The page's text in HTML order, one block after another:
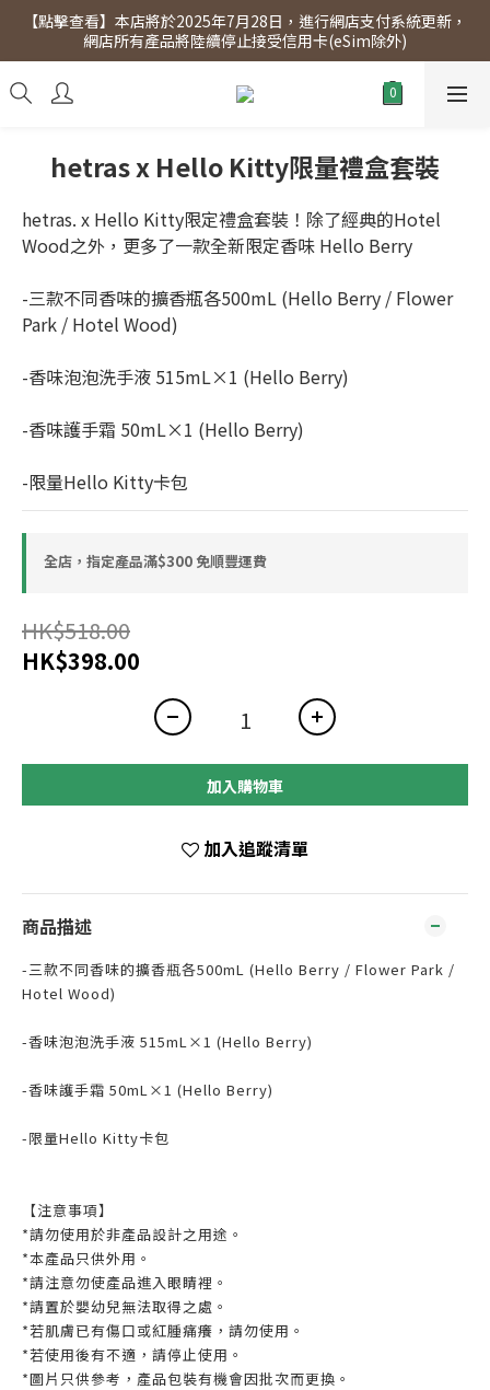
【點擊查看】會員專享 星期三全單95折!!!（優惠期至2026年12月
31日）。滿$300即免運費。
【點擊查看】本店將於2025年7月28日，進行網店支付系統更新，
網店所有產品將陸續停止接受信用卡(eSim除外)
【點擊查看】會員專享 星期三全單95折!!!（優惠期至2026年12月
31日）。滿$300即免運費。
hetras x Hello Kitty限量禮盒套裝
hetras. x Hello Kitty限定禮盒套裝！除了經典的Hotel
Wood之外，更多了一款全新限定香味 Hello Berry
-三款不同香味的擴香瓶各500mL (Hello Berry / Flower
Park / Hotel Wood)
-香味泡泡洗手液 515mL×1 (Hello Berry)
-香味護手霜 50mL×1 (Hello Berry)
-限量Hello Kitty卡包
全店，指定產品滿$300 免順豐運費
HK$518.00
HK$398.00
加入購物車
加入追蹤清單
商品描述
-三款不同香味的擴香瓶各500mL (Hello Berry / Flower Park /
Hotel Wood)
-香味泡泡洗手液 515mL×1 (Hello Berry)
-香味護手霜 50mL×1 (Hello Berry)
-限量Hello Kitty卡包
【注意事項】
*請勿使用於非產品設計之用途。
*本產品只供外用。
*請注意勿使產品進入眼睛裡。
*請置於嬰幼兒無法取得之處。
*若肌膚已有傷口或紅腫痛癢，請勿使用。
*若使用後有不適，請停止使用。
*圖片只供參考，產品包裝有機會因批次而更換。